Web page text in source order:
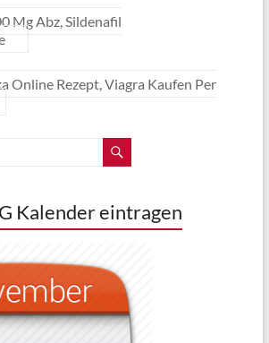
Mg Abz, Sildenafil
Online Rezept, Viagra Kaufen Per
Kalender eintragen